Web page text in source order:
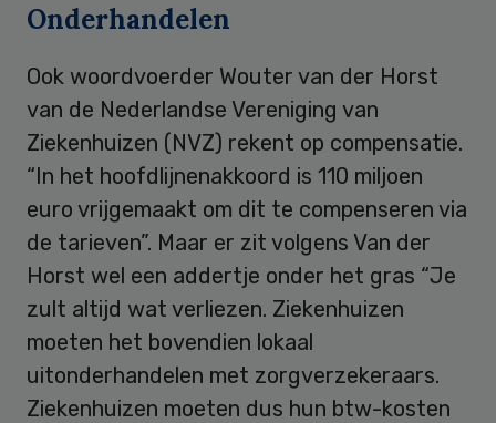
Onderhandelen
Ook woordvoerder Wouter van der Horst
van de Nederlandse Vereniging van
Ziekenhuizen (NVZ) rekent op compensatie.
“In het hoofdlijnenakkoord is 110 miljoen
euro vrijgemaakt om dit te compenseren via
de tarieven”. Maar er zit volgens Van der
Horst wel een addertje onder het gras “Je
zult altijd wat verliezen. Ziekenhuizen
moeten het bovendien lokaal
uitonderhandelen met zorgverzekeraars.
Ziekenhuizen moeten dus hun btw-kosten